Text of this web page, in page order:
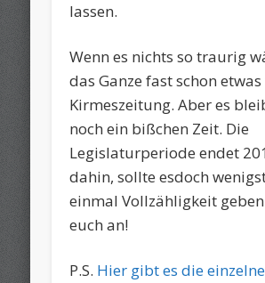
lassen.
Wenn es nichts so traurig
das Ganze fast schon
Kirmeszeitung. Aber es
noch ein bißchen Zeit. Die
Legislaturperiode endet
dahin, sollte esdoch
einmal Vollzähligkeit
euch an!
P.S. Hier gibt es die